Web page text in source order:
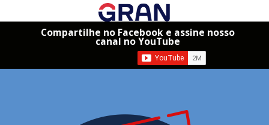
Compartilhe no Facebook e assine nosso
canal no YouTube